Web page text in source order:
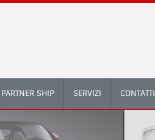
PARTNER SHIP SERVIZI CONTATTI